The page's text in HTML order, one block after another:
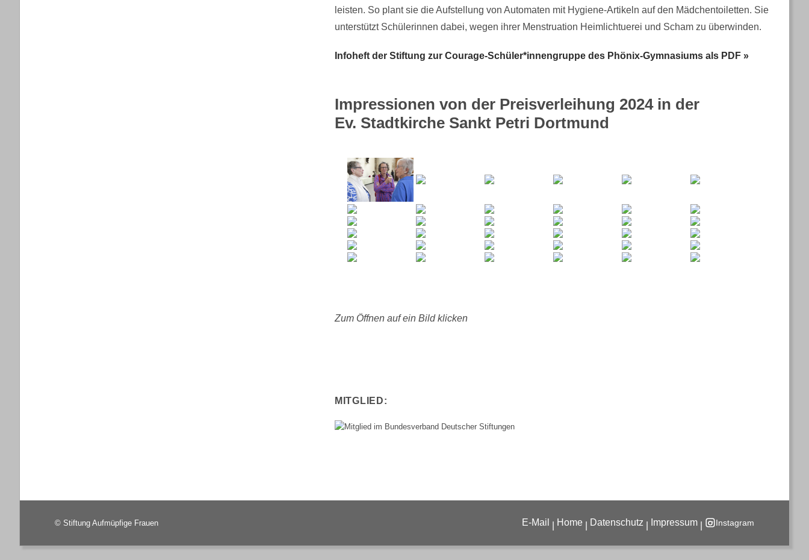
leisten. So plant sie die Aufstellung von Automaten mit Hygiene-Artikeln auf den Mädchentoiletten. Sie
unterstützt Schülerinnen dabei, wegen ihrer Menstruation Heimlichtuerei und Scham zu überwinden.
Infoheft der Stiftung zur Courage-Schüler*innengruppe des Phönix-Gymnasiums als PDF »
Impressionen von der Preisverleihung 2024 in der
Ev. Stadtkirche Sankt Petri Dortmund
Zum Öffnen auf ein Bild klicken
MITGLIED:
| | | | Instagram
©Stiftung Aufmüpfige Frauen